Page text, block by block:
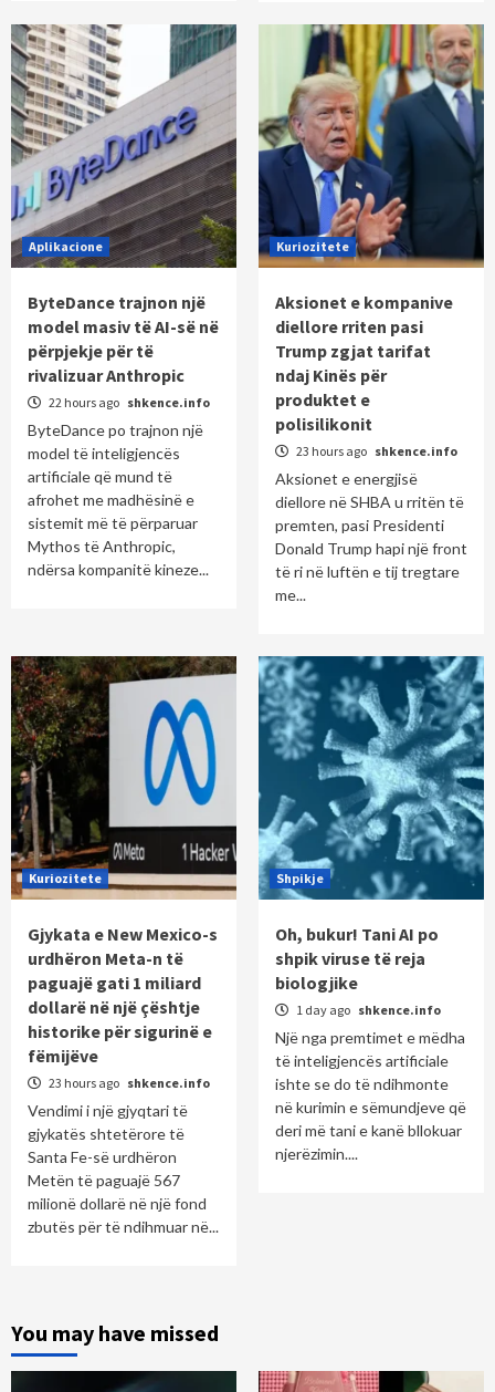
Aplikacione
ByteDance trajnon një
model masiv të AI-së në
përpjekje për të
rivalizuar Anthropic
22 hours ago shkence.info
ByteDance po trajnon një
model të inteligjencës
artificiale që mund të
afrohet me madhësinë e
sistemit më të përparuar
Mythos të Anthropic,
ndërsa kompanitë kineze...
Kuriozitete
Aksionet e kompanive
diellore rriten pasi
Trump zgjat tarifat
ndaj Kinës për
produktet e
polisilikonit
23 hours ago shkence.info
Aksionet e energjisë
diellore në SHBA u rritën të
premten, pasi Presidenti
Donald Trump hapi një front
të ri në luftën e tij tregtare
me...
Kuriozitete
Gjykata e New Mexico-s
urdhëron Meta-n të
paguajë gati 1 miliard
dollarë në një çështje
historike për sigurinë e
fëmijëve
23 hours ago shkence.info
Vendimi i një gjyqtari të
gjykatës shtetërore të
Santa Fe-së urdhëron
Metën të paguajë 567
milionë dollarë në një fond
zbutës për të ndihmuar në...
Shpikje
Oh, bukur! Tani AI po
shpik viruse të reja
biologjike
1 day ago shkence.info
Një nga premtimet e mëdha
të inteligjencës artificiale
ishte se do të ndihmonte
në kurimin e sëmundjeve që
deri më tani e kanë bllokuar
njerëzimin....
You may have missed